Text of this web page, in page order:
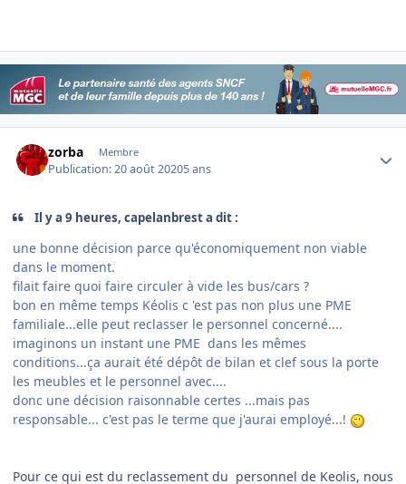
zorba Membre
Publication:20 août 20205 ans
Il y a 9 heures, capelanbrest a dit :
une bonne décision parce qu'économiquement non viable
dans le moment.
filait faire quoi faire circuler à vide les bus/cars ?
bon en même temps Kéolis c 'est pas non plus une PME
familiale...elle peut reclasser le personnel concerné....
imaginons un instant une PME dans les mêmes
conditions...ça aurait été dépôt de bilan et clef sous la porte
les meubles et le personnel avec....
donc une décision raisonnable certes ...mais pas
responsable... c'est pas le terme que j'aurai employé...!
Pour ce qui est du reclassement du personnel de Keolis, nous